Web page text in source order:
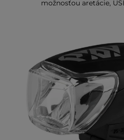
možnosťou aretácie,